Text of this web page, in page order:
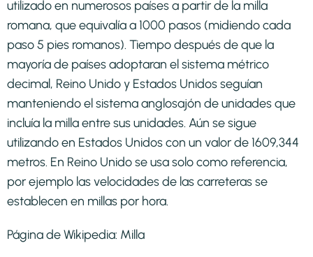
utilizado en numerosos países a partir de la milla
romana, que equivalía a 1000 pasos (midiendo cada
paso 5 pies romanos). Tiempo después de que la
mayoría de países adoptaran el sistema métrico
decimal, Reino Unido y Estados Unidos seguían
manteniendo el sistema anglosajón de unidades que
incluía la milla entre sus unidades. Aún se sigue
utilizando en Estados Unidos con un valor de 1609,344
metros. En Reino Unido se usa solo como referencia,
por ejemplo las velocidades de las carreteras se
establecen en millas por hora.
Página de Wikipedia: Milla